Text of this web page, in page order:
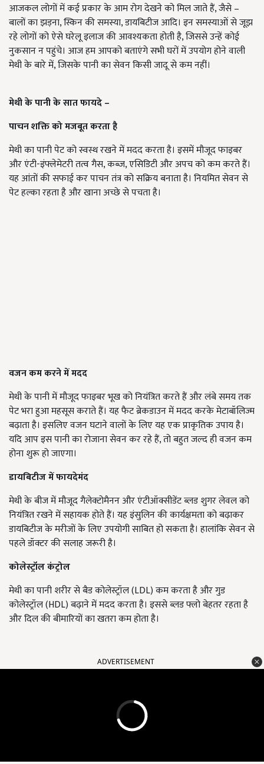
आजकल लोगों में कई प्रकार के आम रोग देखने को मिल जाते हैं, जैसे –
बालों का झड़ना, स्किन की समस्या, डायबिटीज आदि। इन समस्याओं से जूझ
रहे लोगों को ऐसे घरेलू इलाज की आवश्यकता होती है, जिससे उन्हें कोई
नुकसान न पहुंचे। आज हम आपको बताएंगे सभी घरों में उपयोग होने वाली
मेथी के बारे में, जिसके पानी का सेवन किसी जादू से कम नहीं।
मेथी के पानी के सात फायदे –
पाचन शक्ति को मजबूत करता है
मेथी का पानी पेट को स्वस्थ रखने में मदद करता है। इसमें मौजूद फाइबर
और एंटी-इंफ्लेमेटरी तत्व गैस, कब्ज, एसिडिटी और अपच को कम करते हैं।
यह आंतों की सफाई कर पाचन तंत्र को सक्रिय बनाता है। नियमित सेवन से
पेट हल्का रहता है और खाना अच्छे से पचता है।
वजन कम करने में मदद
मेथी के पानी में मौजूद फाइबर भूख को नियंत्रित करते हैं और लंबे समय तक
पेट भरा हुआ महसूस कराते हैं। यह फैट ब्रेकडाउन में मदद करके मेटाबॉलिज्म
बढ़ाता है। इसलिए वजन घटाने वालों के लिए यह एक प्राकृतिक उपाय है।
यदि आप इस पानी का रोजाना सेवन कर रहे हैं, तो बहुत जल्द ही वजन कम
होना शुरू हो जाएगा।
डायबिटीज में फायदेमंद
मेथी के बीज में मौजूद गैलेक्टोमैनन और एंटीऑक्सीडेंट ब्लड शुगर लेवल को
नियंत्रित रखने में सहायक होते हैं। यह इंसुलिन की कार्यक्षमता को बढ़ाकर
डायबिटीज के मरीजों के लिए उपयोगी साबित हो सकता है। हालांकि सेवन से
पहले डॉक्टर की सलाह जरूरी है।
कोलेस्ट्रॉल कंट्रोल
मेथी का पानी शरीर से बैड कोलेस्ट्रॉल (LDL) कम करता है और गुड
कोलेस्ट्रॉल (HDL) बढ़ाने में मदद करता है। इससे ब्लड फ्लो बेहतर रहता है
और दिल की बीमारियों का खतरा कम होता है।
ADVERTISEMENT